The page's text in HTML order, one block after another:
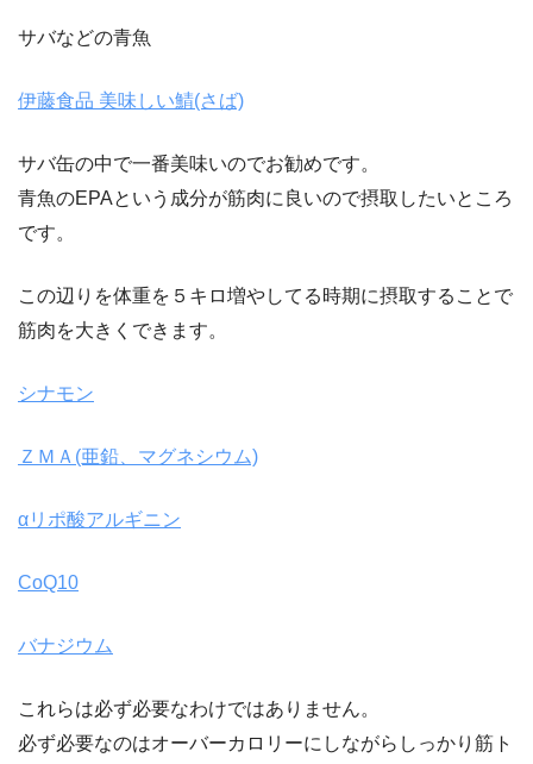
サバなどの青魚
伊藤食品 美味しい鯖(さば)
サバ缶の中で一番美味いのでお勧めです。
青魚のEPAという成分が筋肉に良いので摂取したいところ
です。
この辺りを体重を５キロ増やしてる時期に摂取することで
筋肉を大きくできます。
シナモン
ＺＭＡ(亜鉛、マグネシウム)
αリポ酸アルギニン
CoQ10
バナジウム
これらは必ず必要なわけではありません。
必ず必要なのはオーバーカロリーにしながらしっかり筋ト